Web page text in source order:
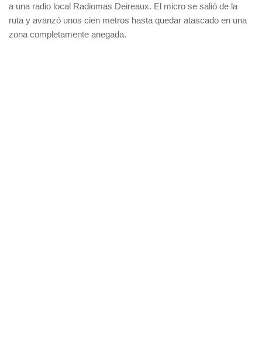
a una radio local Radiomas Deireaux. El micro se salió de la
ruta y avanzó unos cien metros hasta quedar atascado en una
zona completamente anegada.